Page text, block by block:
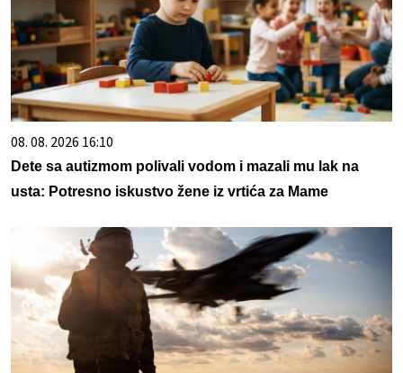
08. 08. 2026 16:10
Dete sa autizmom polivali vodom i mazali mu lak na
usta: Potresno iskustvo žene iz vrtića za Mame